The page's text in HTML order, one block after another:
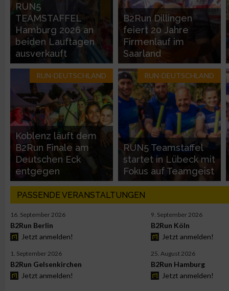
RUN5
TEAMSTAFFEL
Hamburg 2026 an
beiden Lauftagen
ausverkauft
B2Run Dillingen
feiert 20 Jahre
Firmenlauf im
Saarland
RUN-DEUTSCHLAND
Koblenz läuft dem
B2Run Finale am
Deutschen Eck
entgegen
RUN-DEUTSCHLAND
RUN5 Teamstaffel
startet in Lübeck mit
Fokus auf Teamgeist
PASSENDE VERANSTALTUNGEN
16. September 2026
B2Run Berlin
Jetzt anmelden!
9. September 2026
B2Run Köln
Jetzt anmelden!
1. September 2026
B2Run Gelsenkirchen
Jetzt anmelden!
25. August 2026
B2Run Hamburg
Jetzt anmelden!
Verwendung reduzierter Daten zur Auswahl von Inhalten
IAB-Besonderheiten:
Verwendung genauer Standortdaten
Geräte anhand von aktiv angeforderten Informationen
Notwendig
Performance
Funktional